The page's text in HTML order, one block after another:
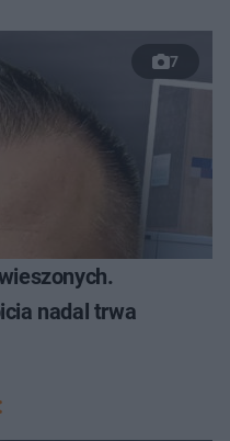
7
nadal trwa